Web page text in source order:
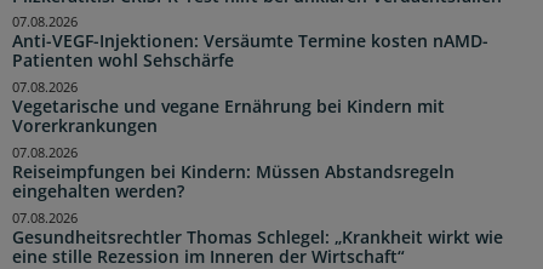
Anti-VEGF-Injektionen: Versäumte Termine kosten nAMD-
Patienten wohl Sehschärfe
07.08.2026
Vegetarische und vegane Ernährung bei Kindern mit
Vorerkrankungen
07.08.2026
Reiseimpfungen bei Kindern: Müssen Abstandsregeln
eingehalten werden?
07.08.2026
Gesundheitsrechtler Thomas Schlegel: „Krankheit wirkt wie
eine stille Rezession im Inneren der Wirtschaft“
07.08.2026